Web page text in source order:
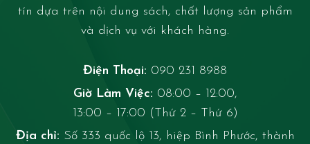
tín dựa trên nội dung sách, chất lượng sản phẩm
và dịch vụ với khách hàng.
Điện Thoại: 090 231 8988
Giờ Làm Việc: 08:00 – 12:00,
13:00 – 17:00 (Thứ 2 – Thứ 6)
Địa chỉ: Số 333 quốc lộ 13, hiệp Bình Phước, thành